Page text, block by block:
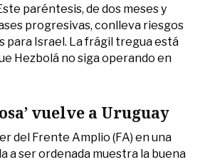
paréntesis, de dos meses y
progresivas, conlleva riesgos
para Israel. La frágil tregua está
Hezbolá no siga operando en
vuelve a Uruguay
del Frente Amplio (FA) en una
a ser ordenada muestra la buena